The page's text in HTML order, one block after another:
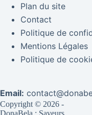
Plan du site
Contact
Politique de
Mentions Légales
Politique de
Email:
Copyright © 2026 -